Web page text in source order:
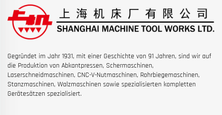
Gegründet im Jahr 1931, mit einer Geschichte von 91 Jahren, sind wir auf
die Produktion von Abkantpressen, Schermaschinen,
Laserschneidmaschinen, CNC-V-Nutmaschinen, Rohrbiegemaschinen,
Stanzmaschinen, Walzmaschinen sowie spezialisierten kompletten
Gerätesätzen spezialisiert.